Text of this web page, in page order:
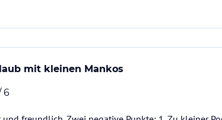
mit kleinen Mankos
6